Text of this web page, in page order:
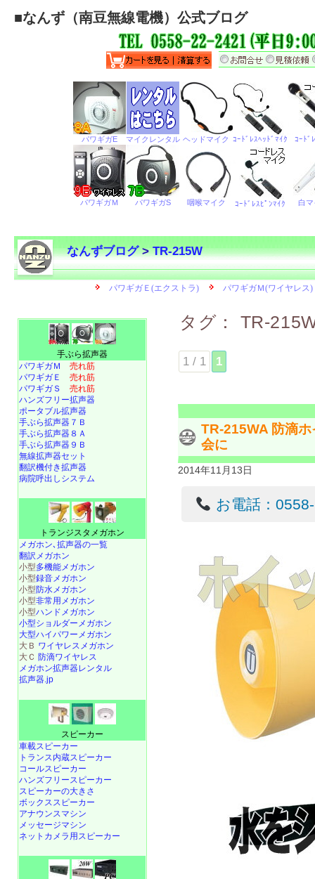
■なんず（南豆無線電機）公式ブログ
なんずブログ>TR-215W
タグ： TR-
1 / 1 1
TR-215WA 防滴
会に
2014年11月13日
お電話：
手ぶら拡声器
パワギガＭ 売れ筋
パワギガＥ 売れ筋
パワギガＳ 売れ筋
ハンズフリー拡声器
ポータブル拡声器
手ぶら拡声器７Ｂ
手ぶら拡声器８Ａ
手ぶら拡声器９Ｂ
無線拡声器セット
翻訳機付き拡声器
病院呼出しシステム
トランジスタメガホン
メガホン､拡声器の一覧
翻訳メガホン
小型多機能メガホン
小型録音メガホン
小型防水メガホン
小型非常用メガホン
小型ハンドメガホン
小型ショルダーメガホン
大型ハイパワーメガホン
大Ｂ ワイヤレスメガホン
大Ｃ 防滴ワイヤレス
メガホン拡声器レンタル
拡声器.jp
スピーカー
車載スピーカー
トランス内蔵スピーカー
コールスピーカー
ハンズフリースピーカー
スピーカーの大きさ
ボックススピーカー
アナウンスマシン
メッセージマシン
ネットカメラ用スピーカー